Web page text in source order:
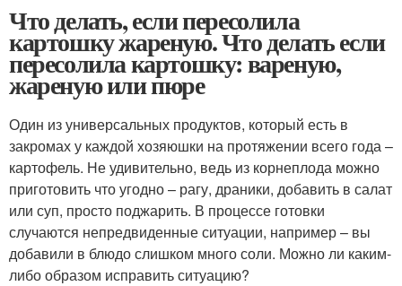
Что делать, если пересолила
картошку жареную. Что делать если
пересолила картошку: вареную,
жареную или пюре
Один из универсальных продуктов, который есть в
закромах у каждой хозяюшки на протяжении всего года –
картофель. Не удивительно, ведь из корнеплода можно
приготовить что угодно – рагу, драники, добавить в салат
или суп, просто поджарить. В процессе готовки
случаются непредвиденные ситуации, например – вы
добавили в блюдо слишком много соли. Можно ли каким-
либо образом исправить ситуацию?